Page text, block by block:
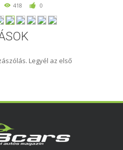
418 0
Legyél az első